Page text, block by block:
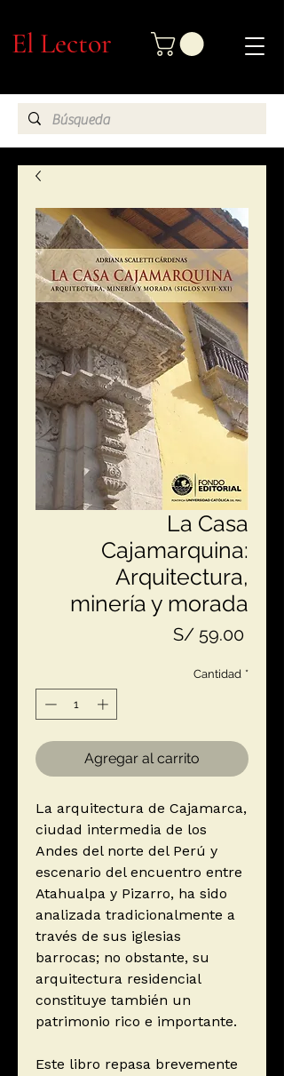
El Lector
La Casa
Cajamarquina:
Arquitectura,
minería y morada
S/ 59.00Precio
Cantidad *
Agregar al carrito
La arquitectura de Cajamarca,
ciudad intermedia de los
Andes del norte del Perú y
escenario del encuentro entre
Atahualpa y Pizarro, ha sido
analizada tradicionalmente a
través de sus iglesias
barrocas; no obstante, su
arquitectura residencial
constituye también un
patrimonio rico e importante.
Este libro repasa brevemente